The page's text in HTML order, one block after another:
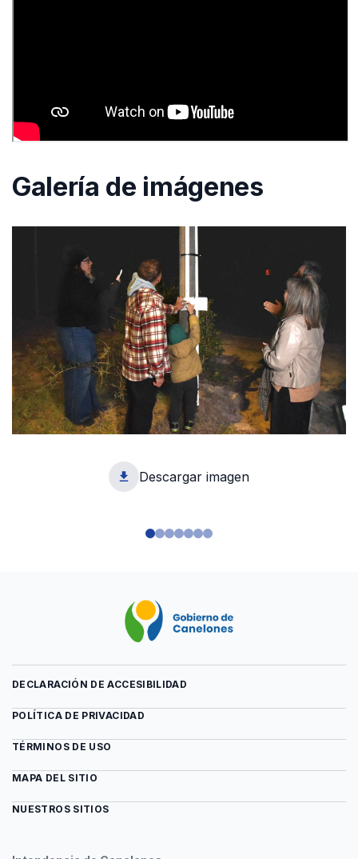
Galería de imágenes
Descargar imagen
1
DECLARACIÓN DE ACCESIBILIDAD
POLÍTICA DE PRIVACIDAD
TÉRMINOS DE USO
MAPA DEL SITIO
NUESTROS SITIOS